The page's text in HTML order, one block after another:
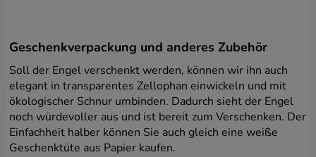
Geschenkverpackung und anderes Zubehör
Soll der Engel verschenkt werden, können wir ihn auch
elegant in transparentes Zellophan einwickeln und mit
ökologischer Schnur umbinden. Dadurch sieht der Engel
noch würdevoller aus und ist bereit zum Verschenken. Der
Einfachheit halber können Sie auch gleich eine weiße
Geschenktüte aus Papier kaufen.